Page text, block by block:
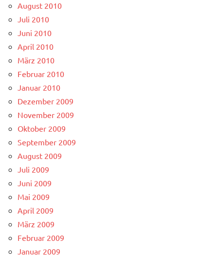
August 2010
Juli 2010
Juni 2010
April 2010
März 2010
Februar 2010
Januar 2010
Dezember 2009
November 2009
Oktober 2009
September 2009
August 2009
Juli 2009
Juni 2009
Mai 2009
April 2009
März 2009
Februar 2009
Januar 2009